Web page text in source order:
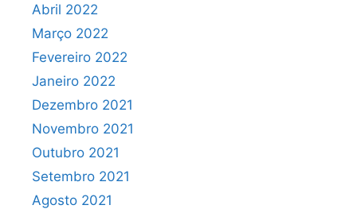
Abril 2022
Março 2022
Fevereiro 2022
Janeiro 2022
Dezembro 2021
Novembro 2021
Outubro 2021
Setembro 2021
Agosto 2021